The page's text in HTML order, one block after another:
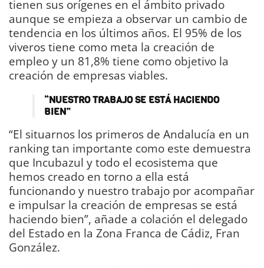
tienen sus orígenes en el ámbito privado
aunque se empieza a observar un cambio de
tendencia en los últimos años. El 95% de los
viveros tiene como meta la creación de
empleo y un 81,8% tiene como objetivo la
creación de empresas viables.
“NUESTRO TRABAJO SE ESTÁ HACIENDO
BIEN”
“El situarnos los primeros de Andalucía en un
ranking tan importante como este demuestra
que Incubazul y todo el ecosistema que
hemos creado en torno a ella está
funcionando y nuestro trabajo por acompañar
e impulsar la creación de empresas se está
haciendo bien”, añade a colación el delegado
del Estado en la Zona Franca de Cádiz, Fran
González.